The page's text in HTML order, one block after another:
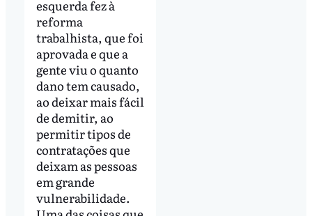
esquerda fez à
reforma
trabalhista, que foi
aprovada e que a
gente viu o quanto
dano tem causado,
ao deixar mais fácil
de demitir, ao
permitir tipos de
contratações que
deixam as pessoas
em grande
vulnerabilidade.